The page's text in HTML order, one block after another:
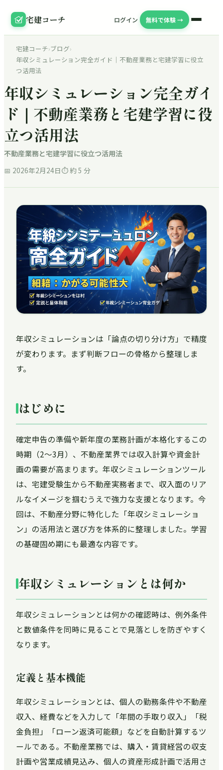
宅建コーチ ログイン 無料で体験 →
宅建コーチ›ブログ›
年収シミュレーション完全ガイド｜不動産業務と宅建学習に役立
つ活用法
年収シミュレーション完全ガイ
ド｜不動産業務と宅建学習に役
立つ活用法
不動産業務と宅建学習に役立つ活用法
📅 2026年2月24日⏱ 約5 分
年収シミュレーションは「論点の切り分け方」で精度
が変わります。まず判断フローの骨格から整理しま
す。
はじめに
確定申告の準備や新年度の業務計画が本格化するこの
時期（2〜3月）、不動産業界では収入計算や資金計
画の需要が高まります。年収シミュレーションツール
は、宅建受験生から不動産実務者まで、収入面のリア
ルなイメージを掴むうえで強力な支援となります。今
回は、不動産分野に特化した「年収シミュレーショ
ン」の活用法と選び方を体系的に整理しました。学習
の基礎固め期にも最適な内容です。
年収シミュレーションとは何か
年収シミュレーションとは何かの確認時は、例外条件
と数値条件を同時に見ることで見落としを防ぎやすく
なります。
定義と基本機能
年収シミュレーションとは、個人の勤務条件や不動産
収入、経費などを入力して「年間の手取り収入」「税
金負担」「ローン返済可能額」などを自動計算するツ
ールである。不動産業務では、購入・賃貸経営の収支
計画や営業成績見込み、個人の資産形成計画で活用さ